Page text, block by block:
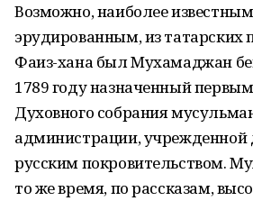
Возможно, наиболее
эрудированным, из татарских
Фаиз-хана был Мухамаджан
1789 году назначенный
Духовного собрания
администрации, учрежденной
русским покровительством.
то же время, по рассказам,